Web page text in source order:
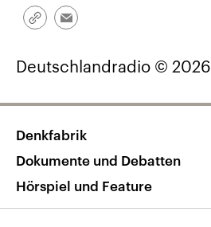
Link
Email
Deutschlandradio © 2026
Denkfabrik
Dokumente und Debatten
Hörspiel und Feature